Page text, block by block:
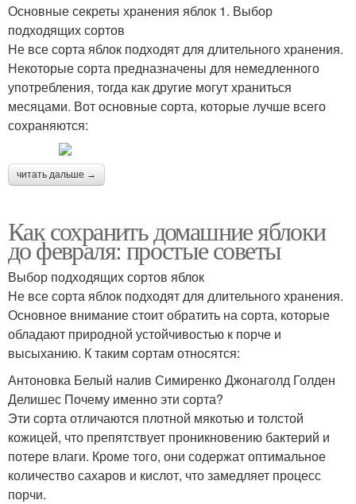
Основные секреты хранения яблок 1. Выбор
подходящих сортов
Не все сорта яблок подходят для длительного хранения.
Некоторые сорта предназначены для немедленного
употребления, тогда как другие могут храниться
месяцами. Вот основные сорта, которые лучше всего
сохраняются:
читать дальше →
Как сохранить домашние яблоки
до февраля: простые советы
Выбор подходящих сортов яблок
Не все сорта яблок подходят для длительного хранения.
Основное внимание стоит обратить на сорта, которые
обладают природной устойчивостью к порче и
высыханию. К таким сортам относятся:
Антоновка Белый налив Симиренко Джонаголд Голден
Делишес Почему именно эти сорта?
Эти сорта отличаются плотной мякотью и толстой
кожицей, что препятствует проникновению бактерий и
потере влаги. Кроме того, они содержат оптимальное
количество сахаров и кислот, что замедляет процесс
порчи.